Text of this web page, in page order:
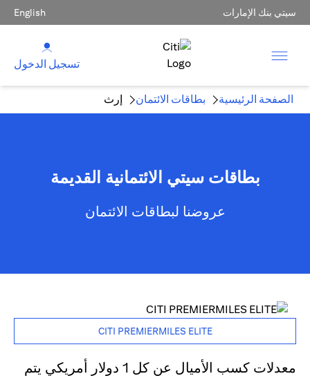
سيتي بنك الإمارات English
تسجيل الدخول
الصفحة الرئيسية بطاقات الائتمان إرث
بطاقات سيتي الائتمانية القديمة
عروضنا لبطاقات الائتمان
CITI PREMIERMILES ELITE
معدلات كسب الأميال عن كل 1 دولار أمريكي يتم